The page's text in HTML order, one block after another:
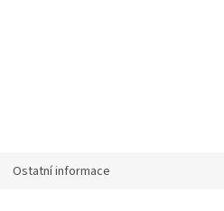
Ostatní informace